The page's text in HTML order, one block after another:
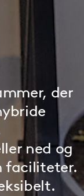
der
ned og
faciliteter.